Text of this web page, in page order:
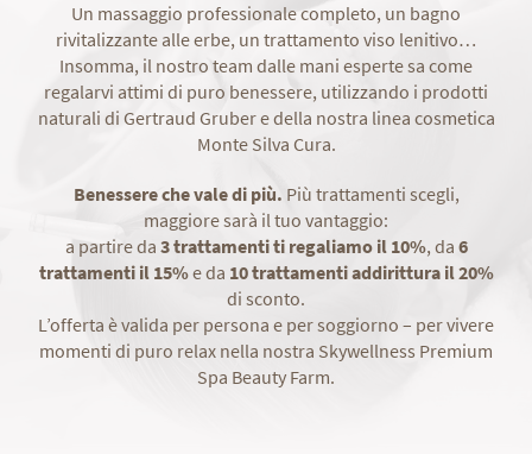
Un massaggio professionale completo, un bagno
rivitalizzante alle erbe, un trattamento viso lenitivo…
Insomma, il nostro team dalle mani esperte sa come
regalarvi attimi di puro benessere, utilizzando i prodotti
naturali di Gertraud Gruber e della nostra linea cosmetica
Monte Silva Cura.
Benessere che vale di più. Più trattamenti scegli,
maggiore sarà il tuo vantaggio:
a partire da 3 trattamenti ti regaliamo il 10%, da 6
trattamenti il 15%e da 10 trattamenti addirittura il 20%
di sconto.
L’offerta è valida per persona e per soggiorno – per vivere
momenti di puro relax nella nostra Skywellness Premium
Spa Beauty Farm.